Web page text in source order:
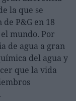
la que se
P&G en 18
mundo. Por
de agua a gran
del agua y
que la vida